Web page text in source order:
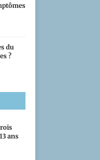
du
?
ans